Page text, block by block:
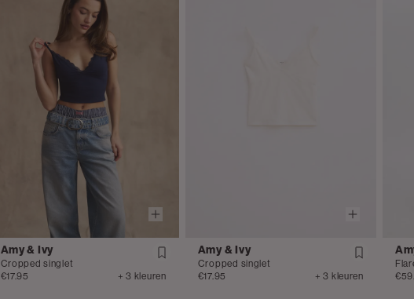
Amy & Ivy
Cropped singlet
€17.95
+ 3 kleuren
Amy & Ivy
Cropped singlet
€17.95
+ 3 kleuren